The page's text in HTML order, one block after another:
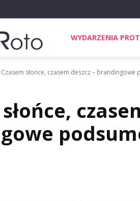
WYDARZENIA
Czasem słońce, czasem deszcz –